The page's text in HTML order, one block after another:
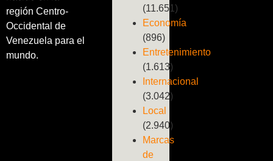
región Centro-
Occidental de
Venezuela para el
mundo.
(11.651)
Economía
(896)
Entretenimiento
(1.613)
Internacional
(3.042)
Local
(2.940)
Marcas
de